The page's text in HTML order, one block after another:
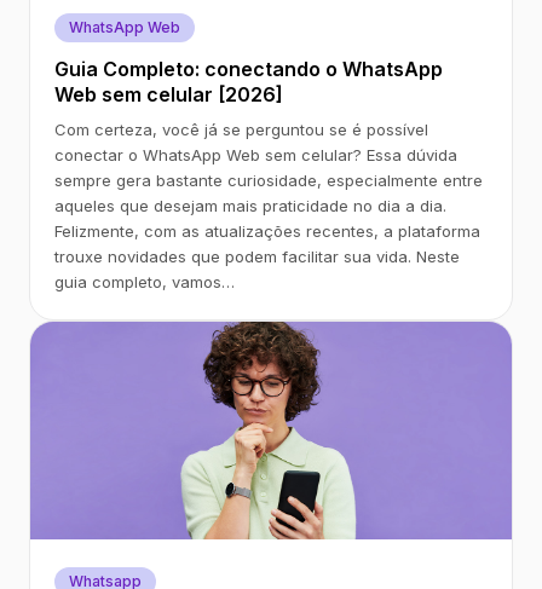
WhatsApp Web
Guia Completo: conectando o WhatsApp
Web sem celular [2026]
Com certeza, você já se perguntou se é possível
conectar o WhatsApp Web sem celular? Essa dúvida
sempre gera bastante curiosidade, especialmente entre
aqueles que desejam mais praticidade no dia a dia.
Felizmente, com as atualizações recentes, a plataforma
trouxe novidades que podem facilitar sua vida. Neste
guia completo, vamos…
Whatsapp